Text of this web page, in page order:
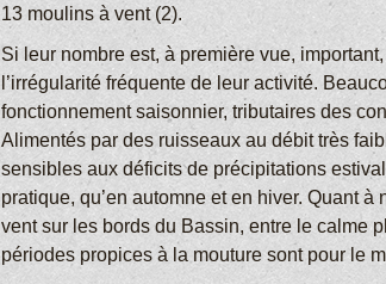
13 moulins à vent (2).
Si leur nombre est, à première vue,
l’irrégularité fréquente de leur activité.
fonctionnement saisonnier, tributaires des
Alimentés par des ruisseaux au débit très
sensibles aux déficits de précipitations
pratique, qu’en automne et en hiver. Quant
vent sur les bords du Bassin, entre le calme
périodes propices à la mouture sont pour le